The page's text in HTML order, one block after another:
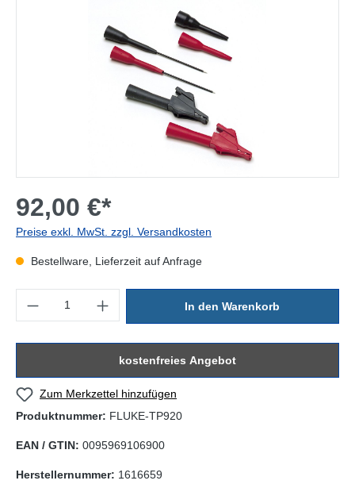
92,00 €*
Preise exkl. MwSt. zzgl. Versandkosten
Bestellware, Lieferzeit auf Anfrage
In den Warenkorb
kostenfreies Angebot
Zum Merkzettel hinzufügen
Produktnummer: FLUKE-TP920
EAN / GTIN: 0095969106900
Herstellernummer: 1616659